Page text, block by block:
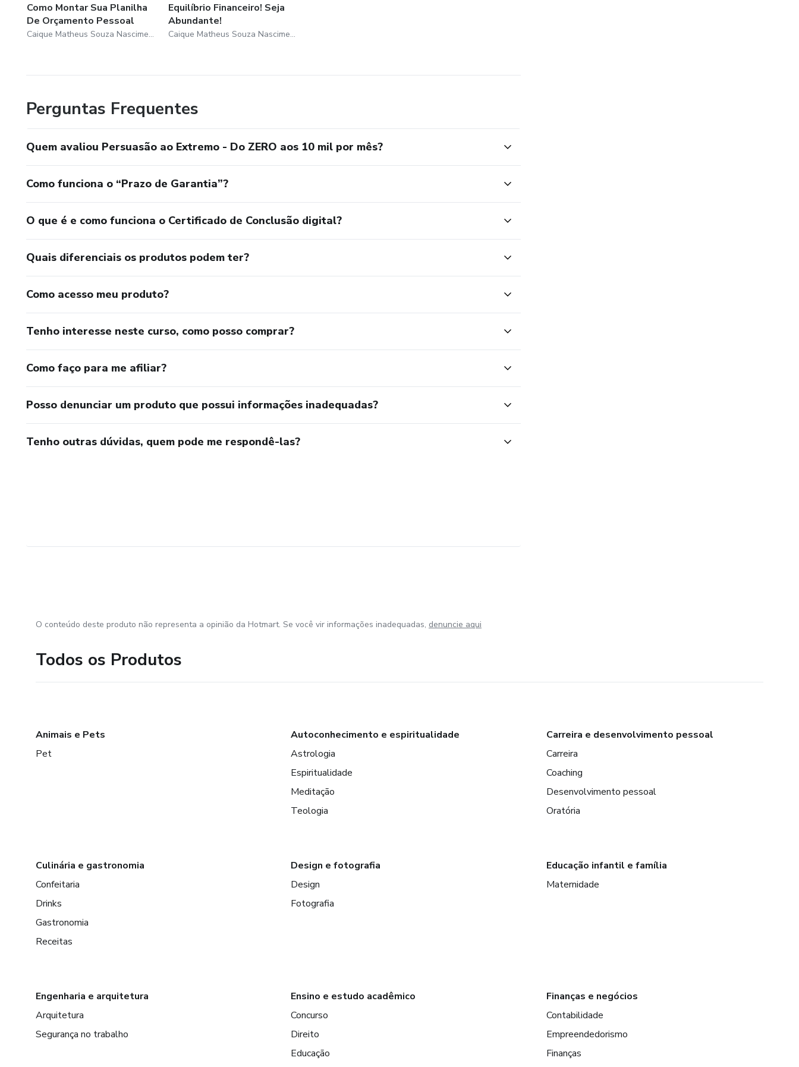
Como Montar Sua Planilha
De Orçamento Pessoal
Caique Matheus Souza Nascimento
Equilíbrio Financeiro! Seja
Abundante!
Caique Matheus Souza Nascimento
Perguntas Frequentes
Quem avaliou Persuasão ao Extremo - Do ZERO aos 10 mil por mês?
Como funciona o “Prazo de Garantia”?
O que é e como funciona o Certificado de Conclusão digital?
Quais diferenciais os produtos podem ter?
Como acesso meu produto?
Tenho interesse neste curso, como posso comprar?
Como faço para me afiliar?
Posso denunciar um produto que possui informações inadequadas?
Tenho outras dúvidas, quem pode me respondê-las?
O conteúdo deste produto não representa a opinião da Hotmart. Se você vir informações inadequadas, denuncie aqui
Todos os Produtos
Animais e Pets
Pet
Autoconhecimento e espiritualidade
Astrologia
Espiritualidade
Meditação
Teologia
Carreira e desenvolvimento pessoal
Carreira
Coaching
Desenvolvimento pessoal
Oratória
Culinária e gastronomia
Confeitaria
Drinks
Gastronomia
Receitas
Design e fotografia
Design
Fotografia
Educação infantil e família
Maternidade
Engenharia e arquitetura
Arquitetura
Segurança no trabalho
Ensino e estudo acadêmico
Concurso
Direito
Educação
Finanças e negócios
Contabilidade
Empreendedorismo
Finanças